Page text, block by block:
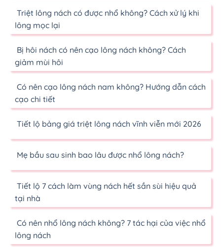
Triệt lông nách có được nhổ không? Cách xử lý khi
lông mọc lại
Bị hôi nách có nên cạo lông nách không? Cách
giảm mùi hôi
Có nên cạo lông nách nam không? Hướng dẫn cách
cạo chi tiết
Tiết lộ bảng giá triệt lông nách vĩnh viễn mới 2026
Mẹ bầu sau sinh bao lâu được nhổ lông nách?
Tiết lộ 7 cách làm vùng nách hết sần sùi hiệu quả
tại nhà
Có nên nhổ lông nách không? 7 tác hại của việc nhổ
lông nách